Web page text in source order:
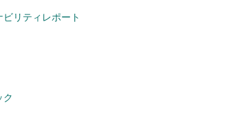
リティレポート
ク